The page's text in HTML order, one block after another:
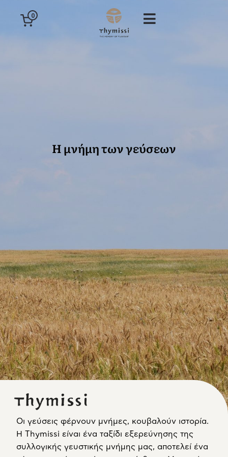
0
Η μνήμη των γεύσεων
Οι γεύσεις φέρνουν μνήμες, κουβαλούν ιστορία.
Η Thymissi είναι ένα ταξίδι εξερεύνησης της
συλλογικής γευστικής μνήμης μας, αποτελεί ένα